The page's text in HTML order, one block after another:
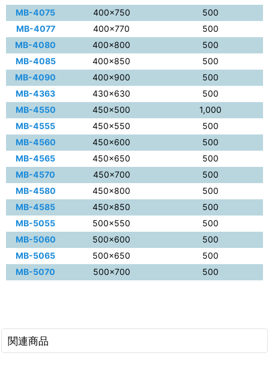
MB-4075
400×750
500
MB-4077
400×770
500
MB-4080
400×800
500
MB-4085
400×850
500
MB-4090
400×900
500
MB-4363
430×630
500
MB-4550
450×500
1,000
MB-4555
450×550
500
MB-4560
450×600
500
MB-4565
450×650
500
MB-4570
450×700
500
MB-4580
450×800
500
MB-4585
450×850
500
MB-5055
500×550
500
MB-5060
500×600
500
MB-5065
500×650
500
MB-5070
500×700 500
関連商品